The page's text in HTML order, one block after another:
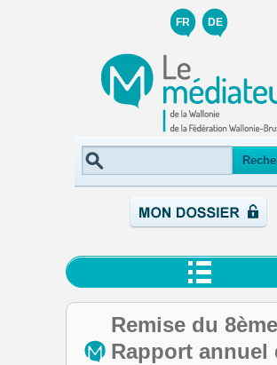
FR DE
Remise du 8ème
Rapport annuel